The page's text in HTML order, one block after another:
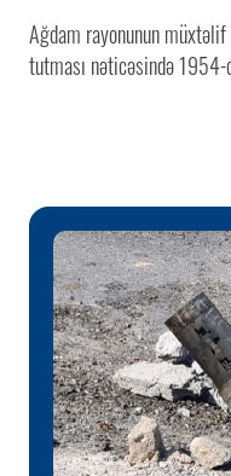
Ağdam rayonunun
tutması nəticəsində